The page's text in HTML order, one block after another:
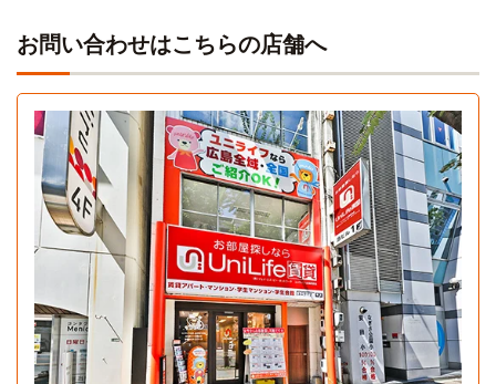
お問い合わせはこちらの店舗へ